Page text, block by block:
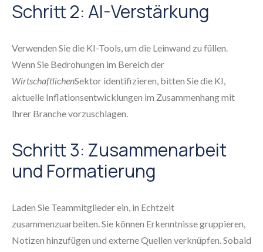
Schritt 2: AI-Verstärkung
Verwenden Sie die KI-Tools, um die Leinwand zu füllen.
Wenn Sie Bedrohungen im Bereich der
WirtschaftlichenSektor identifizieren, bitten Sie die KI,
aktuelle Inflationsentwicklungen im Zusammenhang mit
Ihrer Branche vorzuschlagen.
Schritt 3: Zusammenarbeit
und Formatierung
Laden Sie Teammitglieder ein, in Echtzeit
zusammenzuarbeiten. Sie können Erkenntnisse gruppieren,
Notizen hinzufügen und externe Quellen verknüpfen. Sobald